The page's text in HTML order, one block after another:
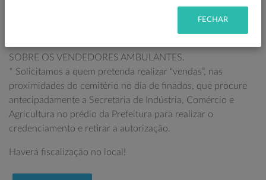
* No dia 01/11/2025 (Sábado, Véspera de Finados),
somente serão permitidas a visitação nos túmulos, queimar
SOBRE OS VENDEDORES AMBULANTES.
* Solicitamos a quem pretenda realizar “vendas”, nas
proximidades do cemitério no dia de finados, que procure
antecipadamente a Secretaria de Indústria, Comércio e
Agricultura no prédio da Prefeitura para realizar o
credenciamento e retirar a autorização.
Haverá fiscalização no local!
FECHAR